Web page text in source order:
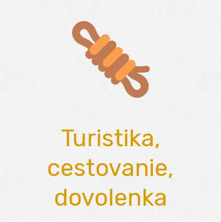
Turistika,
cestovanie,
dovolenka